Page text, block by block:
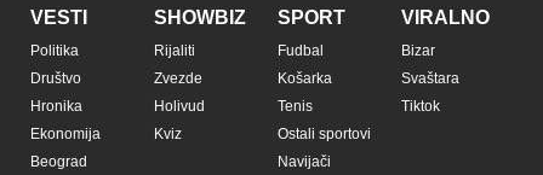
VESTI
Politika
Društvo
Hronika
Ekonomija
Beograd
SHOWBIZ
Rijaliti
Zvezde
Holivud
Kviz
SPORT
Fudbal
Košarka
Tenis
Ostali sportovi
Navijači
VIRALNO
Bizar
Svaštara
Tiktok